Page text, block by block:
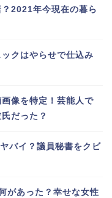
2021年今現在の暮ら
クはやらせで仕込み
像を特定！芸能人で
だった？
バイ？議員秘書をクビ
があった？幸せな女性